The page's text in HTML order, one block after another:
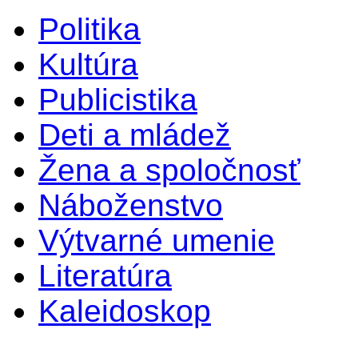
Politika
Kultúra
Publicistika
Deti a mládež
Žena a spoločnosť
Náboženstvo
Výtvarné umenie
Literatúra
Kaleidoskop